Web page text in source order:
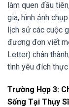
làm quen đầu
gia, hình ảnh
lịch sử các cuộc
đương đơn viết
Letter) chân
tình yêu đích
Trường Hợp 3:
Sống Tại Thụy Sĩ